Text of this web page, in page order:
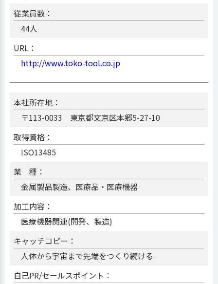
従業員数：
44人
URL：
http://www.toko-tool.co.jp
本社所在地：
〒113-0033 東京都文京区本郷5-27-10
取得資格：
ISO13485
業 種：
金属製品製造、医療品・医療機器
加工内容：
医療機器関連(開発、製造)
キャッチコピー：
人体から宇宙まで先端をつくり続ける
自己PR/セールスポイント：